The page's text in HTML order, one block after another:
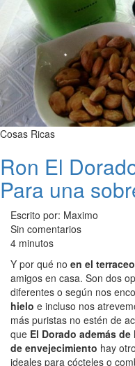
Cosas Ricas
Ron El
Para una
Escrito por: Maximo
Sin comentarios
4 minutos
Y por qué no en el terraceo
amigos en casa. Son dos
diferentes o según nos
hielo e incluso nos
más puristas no estén de
que El Dorado además
de envejecimiento hay
ideales para cócteles o